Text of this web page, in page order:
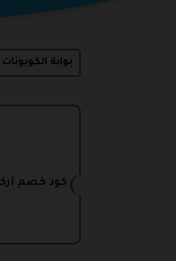
بوابة الكوبونات